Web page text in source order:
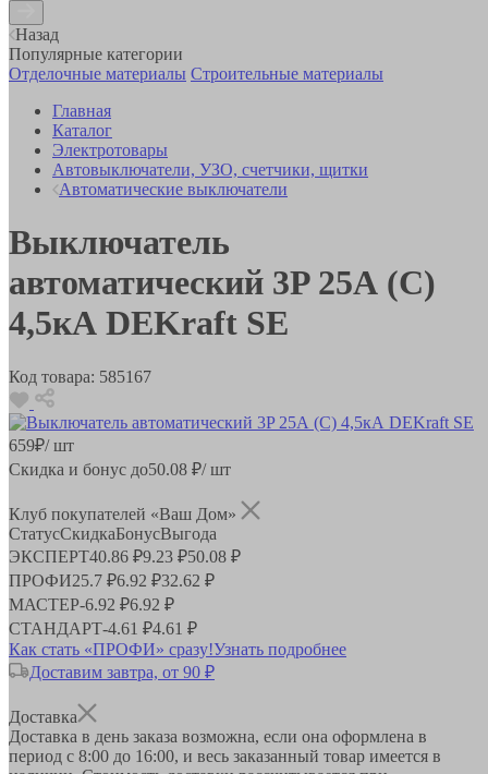
Назад
Популярные категории
Отделочные материалы Строительные материалы
Главная
Каталог
Электротовары
Автовыключатели, УЗО, счетчики, щитки
Автоматические выключатели
Выключатель
автоматический 3P 25А (С)
4,5кА DEKraft SE
Код товара: 585167
659₽/ шт
Скидка и бонус до50.08 ₽/ шт
Клуб покупателей «Ваш Дом»
СтатусСкидкаБонусВыгода
ЭКСПЕРТ40.86 ₽9.23 ₽50.08 ₽
ПРОФИ25.7 ₽6.92 ₽32.62 ₽
МАСТЕР-6.92 ₽6.92 ₽
СТАНДАРТ-4.61 ₽4.61 ₽
Как стать «ПРОФИ» сразу!Узнать подробнее
Доставим завтра, от 90 ₽
Доставка
Доставка в день заказа возможна, если она оформлена в
период с 8:00 до 16:00, и весь заказанный товар имеется в